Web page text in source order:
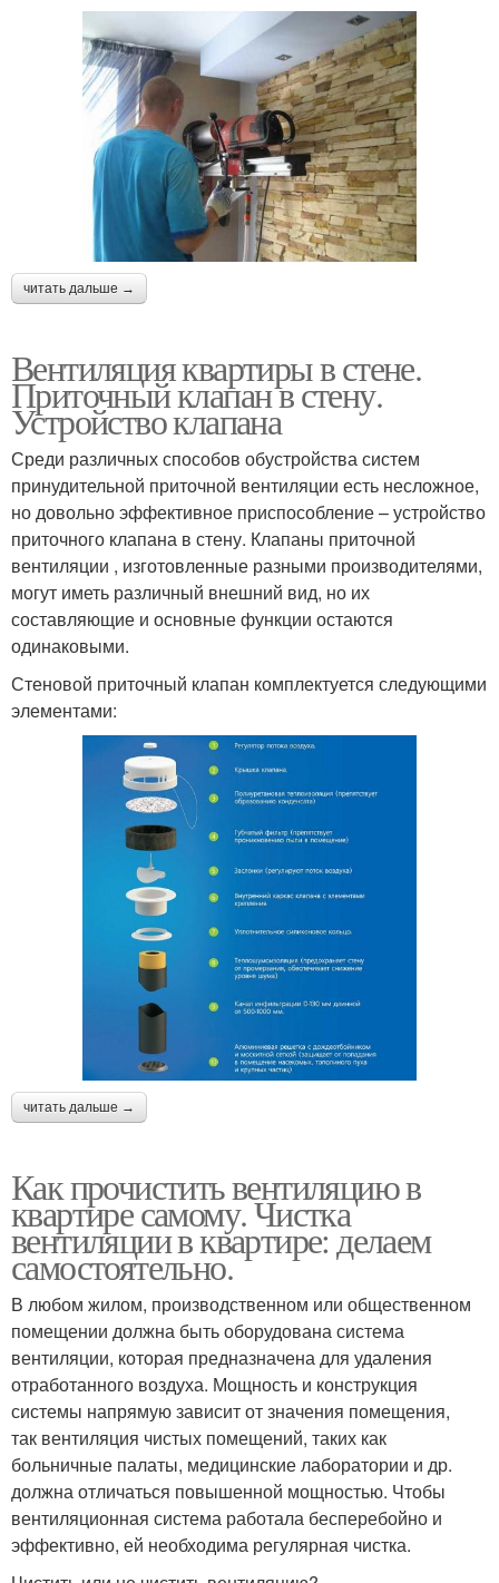
читать дальше →
Вентиляция квартиры в стене.
Приточный клапан в стену.
Устройство клапана
Среди различных способов обустройства систем
принудительной приточной вентиляции есть несложное,
но довольно эффективное приспособление – устройство
приточного клапана в стену. Клапаны приточной
вентиляции , изготовленные разными производителями,
могут иметь различный внешний вид, но их
составляющие и основные функции остаются
одинаковыми.
Стеновой приточный клапан комплектуется следующими
элементами:
читать дальше →
Как прочистить вентиляцию в
квартире самому. Чистка
вентиляции в квартире: делаем
самостоятельно.
В любом жилом, производственном или общественном
помещении должна быть оборудована система
вентиляции, которая предназначена для удаления
отработанного воздуха. Мощность и конструкция
системы напрямую зависит от значения помещения,
так вентиляция чистых помещений, таких как
больничные палаты, медицинские лаборатории и др.
должна отличаться повышенной мощностью. Чтобы
вентиляционная система работала бесперебойно и
эффективно, ей необходима регулярная чистка.